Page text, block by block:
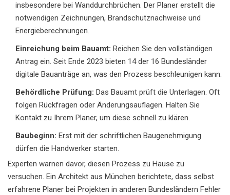
insbesondere bei Wanddurchbrüchen. Der Planer erstellt die
notwendigen Zeichnungen, Brandschutznachweise und
Energieberechnungen.
Einreichung beim Bauamt: Reichen Sie den vollständigen
Antrag ein. Seit Ende 2023 bieten 14 der 16 Bundesländer
digitale Bauanträge an, was den Prozess beschleunigen kann.
Behördliche Prüfung: Das Bauamt prüft die Unterlagen. Oft
folgen Rückfragen oder Änderungsauflagen. Halten Sie
Kontakt zu Ihrem Planer, um diese schnell zu klären.
Baubeginn: Erst mit der schriftlichen Baugenehmigung
dürfen die Handwerker starten.
Experten warnen davor, diesen Prozess zu Hause zu
versuchen. Ein Architekt aus München berichtete, dass selbst
erfahrene Planer bei Projekten in anderen Bundesländern Fehler